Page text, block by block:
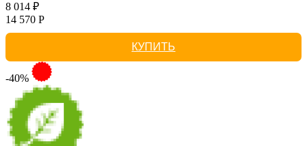
8 014 ₽
14 570 Р
КУПИТЬ
-40%